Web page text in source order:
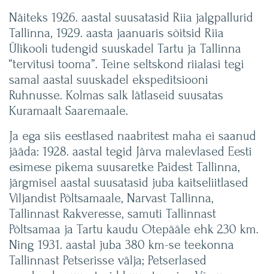
Näiteks 1926. aastal suusatasid Riia jalgpallurid
Tallinna, 1929. aasta jaanuaris sõitsid Riia
Ülikooli tudengid suuskadel Tartu ja Tallinna
“tervitusi tooma”. Teine seltskond riialasi tegi
samal aastal suuskadel ekspeditsiooni
Ruhnusse. Kolmas salk lätlaseid suusatas
Kuramaalt Saaremaale.
Ja ega siis eestlased naabritest maha ei saanud
jääda: 1928. aastal tegid Järva malevlased Eesti
esimese pikema suusaretke Paidest Tallinna,
järgmisel aastal suusatasid juba kaitseliitlased
Viljandist Põltsamaale, Narvast Tallinna,
Tallinnast Rakveresse, samuti Tallinnast
Põltsamaa ja Tartu kaudu Otepääle ehk 230 km.
Ning 1931. aastal juba 380 km-se teekonna
Tallinnast Petserisse välja; Petserlased